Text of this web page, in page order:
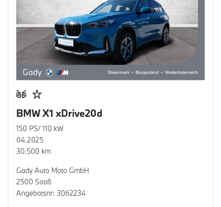
BMW X1 xDrive20d
150 PS/ 110 kW
04.2025
30.500 km
Gady Auto Moto GmbH
2500 Sooß
Angebotsnr: 3062234